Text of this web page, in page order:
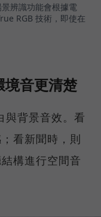
辨識功能會根據電
RGB 技術，即使在
音更清楚
與背景音效。看
看新聞時，則
構進行空間音